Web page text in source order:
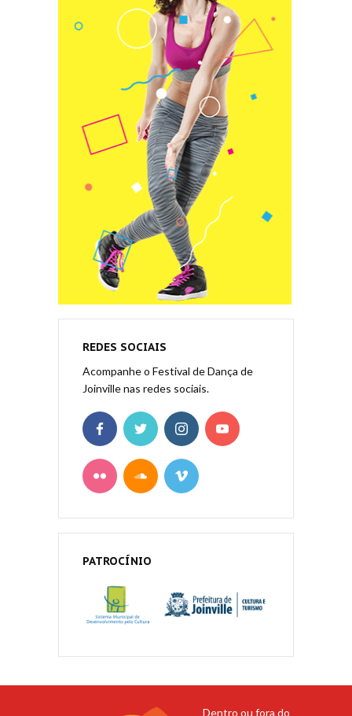
REDES SOCIAIS
Acompanhe o Festival de Dança de
Joinville nas redes sociais.
PATROCÍNIO
Dentro ou fora do